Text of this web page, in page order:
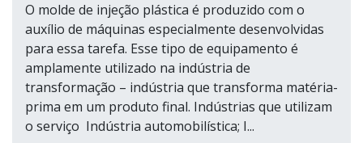
O molde de injeção plástica é produzido com o
auxílio de máquinas especialmente desenvolvidas
para essa tarefa. Esse tipo de equipamento é
amplamente utilizado na indústria de
transformação – indústria que transforma matéria-
prima em um produto final. Indústrias que utilizam
o serviço Indústria automobilística; I...